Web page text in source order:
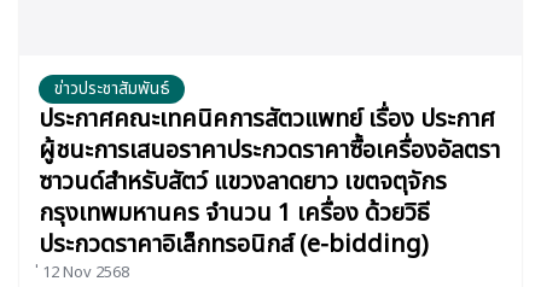
ข่าวประชาสัมพันธ์
ประกาศคณะเทคนิคการสัตวแพทย์ เรื่อง ประกาศ
ผู้ชนะการเสนอราคาประกวดราคาซื้อเครื่องอัลตรา
ซาวนด์สำหรับสัตว์ แขวงลาดยาว เขตจตุจักร
กรุงเทพมหานคร จำนวน 1 เครื่อง ด้วยวิธี
ประกวดราคาอิเล็กทรอนิกส์ (e-bidding)
่ 12 Nov 2568